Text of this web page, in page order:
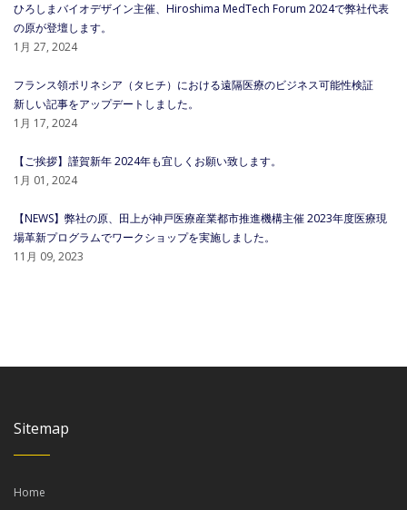
ひろしまバイオデザイン主催、Hiroshima MedTech Forum 2024で弊社代表
の原が登壇します。
1月 27, 2024
フランス領ポリネシア（タヒチ）における遠隔医療のビジネス可能性検証
新しい記事をアップデートしました。
1月 17, 2024
【ご挨拶】謹賀新年 2024年も宜しくお願い致します。
1月 01, 2024
【NEWS】弊社の原、田上が神戸医療産業都市推進機構主催 2023年度医療現
場革新プログラムでワークショップを実施しました。
11月 09, 2023
Sitemap
Home